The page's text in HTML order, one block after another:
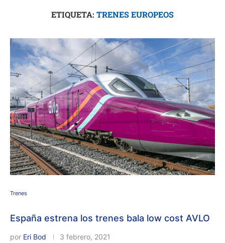
ETIQUETA: TRENES EUROPEOS
Trenes
España estrena los trenes bala low cost AVLO
por Eri Bod 3 febrero, 2021